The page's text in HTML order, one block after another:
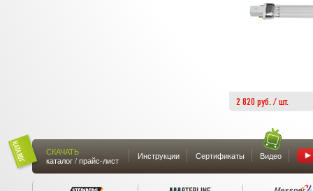
2 820 руб. / шт.
СКАЧАТЬ
каталог / прайс-лист
Инструкции Сертификаты Видео